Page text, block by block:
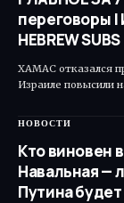
переговоры |
HEBREW SUBS
ХАМАС отказался
Израиле повысили
НОВОСТИ
Кто виновен
Навальная —
Путина